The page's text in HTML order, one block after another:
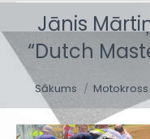
Jānis
“Dutch
Sākums Motokross